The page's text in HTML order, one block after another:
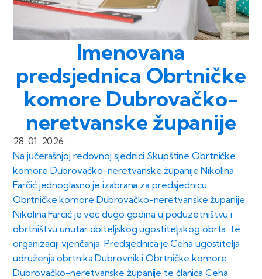
Imenovana
predsjednica Obrtničke
komore Dubrovačko-
neretvanske županije
28. 01. 2026.
Na jučerašnjoj redovnoj sjednici Skupštine Obrtničke
komore Dubrovačko-neretvanske županije Nikolina
Farčić jednoglasno je izabrana za predsjednicu
Obrtničke komore Dubrovačko-neretvanske županije.
Nikolina Farčić je već dugo godina u poduzetništvu i
obrtništvu unutar obiteljskog ugostiteljskog obrta te
organizaciji vjenčanja. Predsjednica je Ceha ugostitelja
udruženja obrtnika Dubrovnik i Obrtničke komore
Dubrovačko-neretvanske županije te članica Ceha